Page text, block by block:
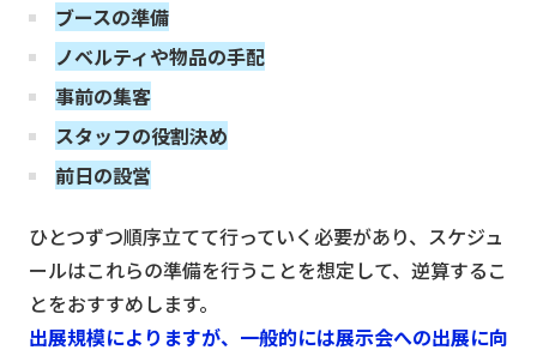
ブースの準備
ノベルティや物品の手配
事前の集客
スタッフの役割決め
前日の設営
ひとつずつ順序立てて行っていく必要があり、スケジュ
ールはこれらの準備を行うことを想定して、逆算するこ
とをおすすめします。
出展規模によりますが、一般的には展示会への出展に向